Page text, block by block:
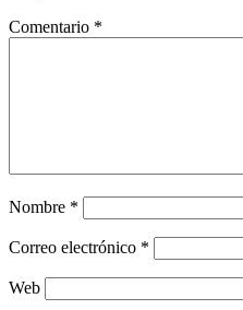
Comentario *
Nombre *
Correo electrónico *
Web